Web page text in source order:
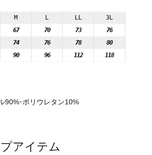
M L LL
3L
67 70 73
76
74 76 78
80
90 96 112 118
90%･ポリウレタン10%
アイテム